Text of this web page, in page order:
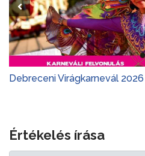
2026
Értékelés írása